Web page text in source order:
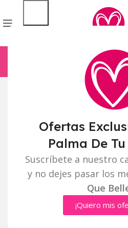
Ofertas
Palma De Tu
Suscríbete a nuestro
y no dejes pasar los
Que
¡Quiero mis
Click to enlarge
EXOTIC
EXOTIC
1.000ML
9.000
Distribuidor:
9.000